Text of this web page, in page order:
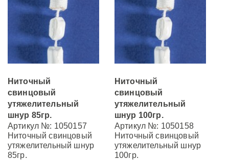
Ниточный
свинцовый
утяжелительный
шнур 85гр.
Артикул №: 1050157
Ниточный свинцовый
утяжелительный шнур
85гр.
Ниточный
свинцовый
утяжелительный
шнур 100гр.
Артикул №: 1050158
Ниточный свинцовый
утяжелительный шнур
100гр.